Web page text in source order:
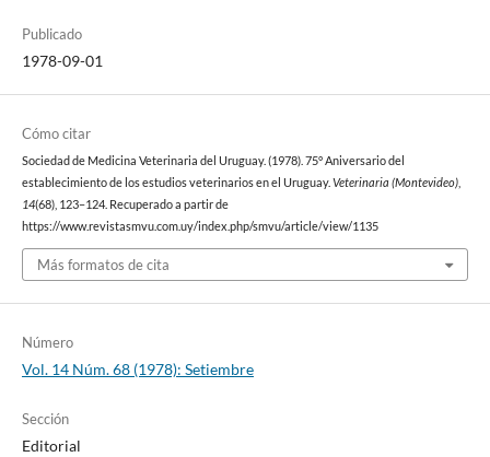
Publicado
1978-09-01
Cómo citar
Sociedad de Medicina Veterinaria del Uruguay. (1978). 75° Aniversario del
establecimiento de los estudios veterinarios en el Uruguay. Veterinaria (Montevideo),
14(68), 123–124. Recuperado a partir de
https://www.revistasmvu.com.uy/index.php/smvu/article/view/1135
Más formatos de cita
Número
Vol. 14 Núm. 68 (1978): Setiembre
Sección
Editorial